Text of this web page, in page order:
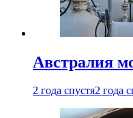
Австралия
2 года спустя2 года